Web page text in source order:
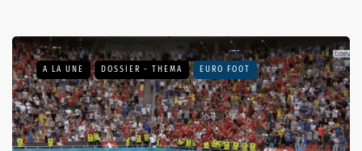
A LA UNE DOSSIER - THEMA EURO FOOT